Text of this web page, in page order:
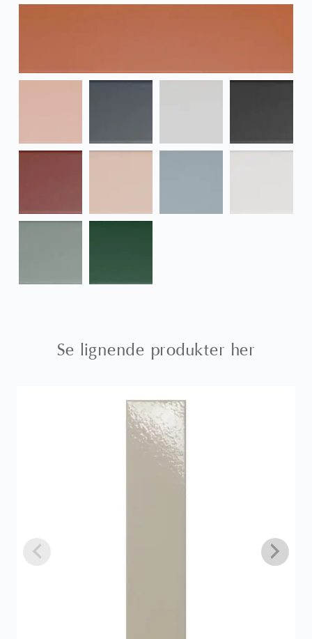
Se lignende produkter her